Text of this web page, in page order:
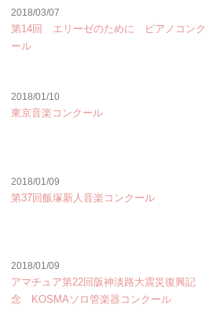
2018/03/07
第14回 エリーゼのために ピアノコンク
ール
2018/01/10
東京音楽コンクール
2018/01/09
第37回飯塚新人音楽コンクール
2018/01/09
アマチュア第22回阪神淡路大震災復興記
念 KOSMAソロ管楽器コンクール